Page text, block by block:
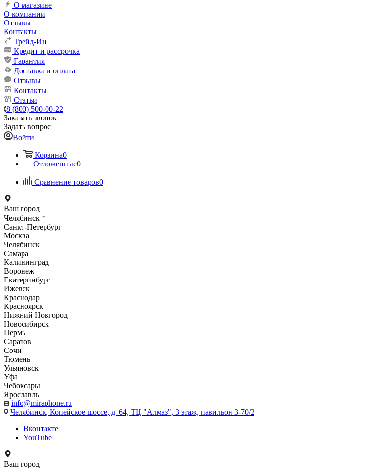
О магазине
О компании
Отзывы
Контакты
Трейд-Ин
Кредит и рассрочка
Гарантия
Доставка и оплата
Отзывы
Контакты
Статьи
8 (800) 500-00-22
Заказать звонок
Задать вопрос
Войти
Корзина0
Отложенные0
Сравнение товаров0
Ваш город
Челябинск
Санкт-Петербург
Москва
Челябинск
Самара
Калининград
Воронеж
Екатеринбург
Ижевск
Краснодар
Красноярск
Нижний Новгород
Новосибирск
Пермь
Саратов
Сочи
Тюмень
Ульяновск
Уфа
Чебоксары
Ярославль
info@miraphone.ru
Челябинск, Копейское шоссе, д. 64, ТЦ "Алмаз", 3 этаж, павильон 3-70/2
Вконтакте
YouTube
Ваш город